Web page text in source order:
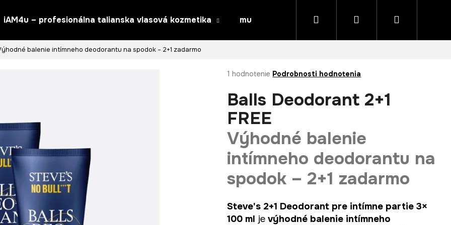
iAM4u – profesionálna talianska vlasová kozmetika muk HAIR CARE – profesionálna austrálska vlasová
Prihlásenie
balenie intímneho deodorantu na spodok – 2+1 zadarmo
Priemerné
produktu
je
5,0
z
5
hviezdičiek.
1 hodnotenie Podrobnosti hodnotenia
Balls Deodorant 2+1
FREE
Výhodné balenie
intímneho deodorantu na
spodok – 2+1 zadarmo
Steve's 2+1 Deodorant pre intímne partie 3×
100 ml jevýhodné balenie intímneho
Čo potrebujete nájsť?
Odporúčame